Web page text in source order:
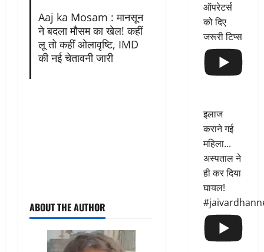
Aaj ka Mosam : मानसून
ने बदला मौसम का खेल! कहीं
लू तो कहीं ओलावृष्टि, IMD
की नई चेतावनी जारी
ABOUT THE AUTHOR
ऑपरेटर्स
को दिए
जरूरी टिप्स
इलाज
कराने गई
महिला...
अस्पताल ने
ही कर दिया
घायल!